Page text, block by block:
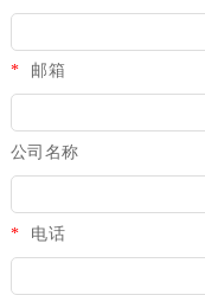
* 邮箱
公司名称
* 电话